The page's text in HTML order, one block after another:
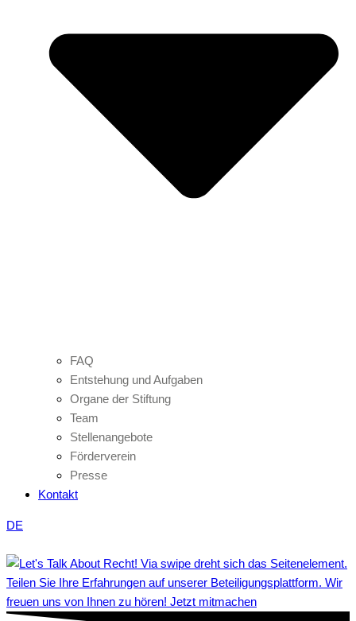
FAQ
Entstehung und Aufgaben
Organe der Stiftung
Team
Stellenangebote
Förderverein
Presse
Kontakt
DE
Teilen Sie Ihre Erfahrungen auf unserer Beteiligungsplattform. Wir
freuen uns von Ihnen zu hören! Jetzt mitmachen